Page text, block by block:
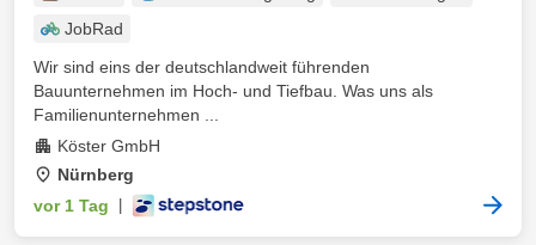
JobRad
Wir sind eins der deutschlandweit führenden
Bauunternehmen im Hoch- und Tiefbau. Was uns als
Familienunternehmen ...
Köster GmbH
Nürnberg
vor 1 Tag